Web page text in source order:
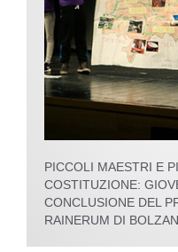
PICCOLI MAESTRI E
COSTITUZIONE:
CONCLUSIONE DEL
RAINERUM DI